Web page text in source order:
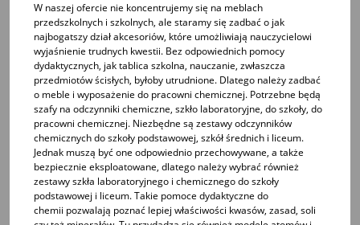
W naszej ofercie nie koncentrujemy się na meblach
przedszkolnych i szkolnych, ale staramy się zadbać o jak
najbogatszy dział akcesoriów, które umożliwiają nauczycielowi
wyjaśnienie trudnych kwestii. Bez odpowiednich pomocy
dydaktycznych, jak tablica szkolna, nauczanie, zwłaszcza
przedmiotów ścisłych, byłoby utrudnione. Dlatego należy zadbać
o meble i wyposażenie do pracowni chemicznej. Potrzebne będą
szafy na odczynniki chemiczne, szkło laboratoryjne, do szkoły, do
pracowni chemicznej. Niezbędne są zestawy odczynników
chemicznych do szkoły podstawowej, szkół średnich i liceum.
Jednak muszą być one odpowiednio przechowywane, a także
bezpiecznie eksploatowane, dlatego należy wybrać również
zestawy szkła laboratoryjnego i chemicznego do szkoły
podstawowej i liceum. Takie pomoce dydaktyczne do
chemii pozwalają poznać lepiej właściwości kwasów, zasad, soli